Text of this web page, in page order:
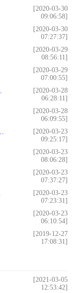
[2020-03-30
09:06:58]
[2020-03-30
07:27:37]
[2020-03-29
08:56:11]
[2020-03-29
07:00:55]
[2020-03-28
06:28:11]
[2020-03-28
06:09:55]
[2020-03-23
09:25:17]
[2020-03-23
08:06:28]
[2020-03-23
07:37:27]
[2020-03-23
07:23:31]
[2020-03-23
06:10:54]
[2019-12-27
17:08:31]
[2021-03-05
12:53:42]